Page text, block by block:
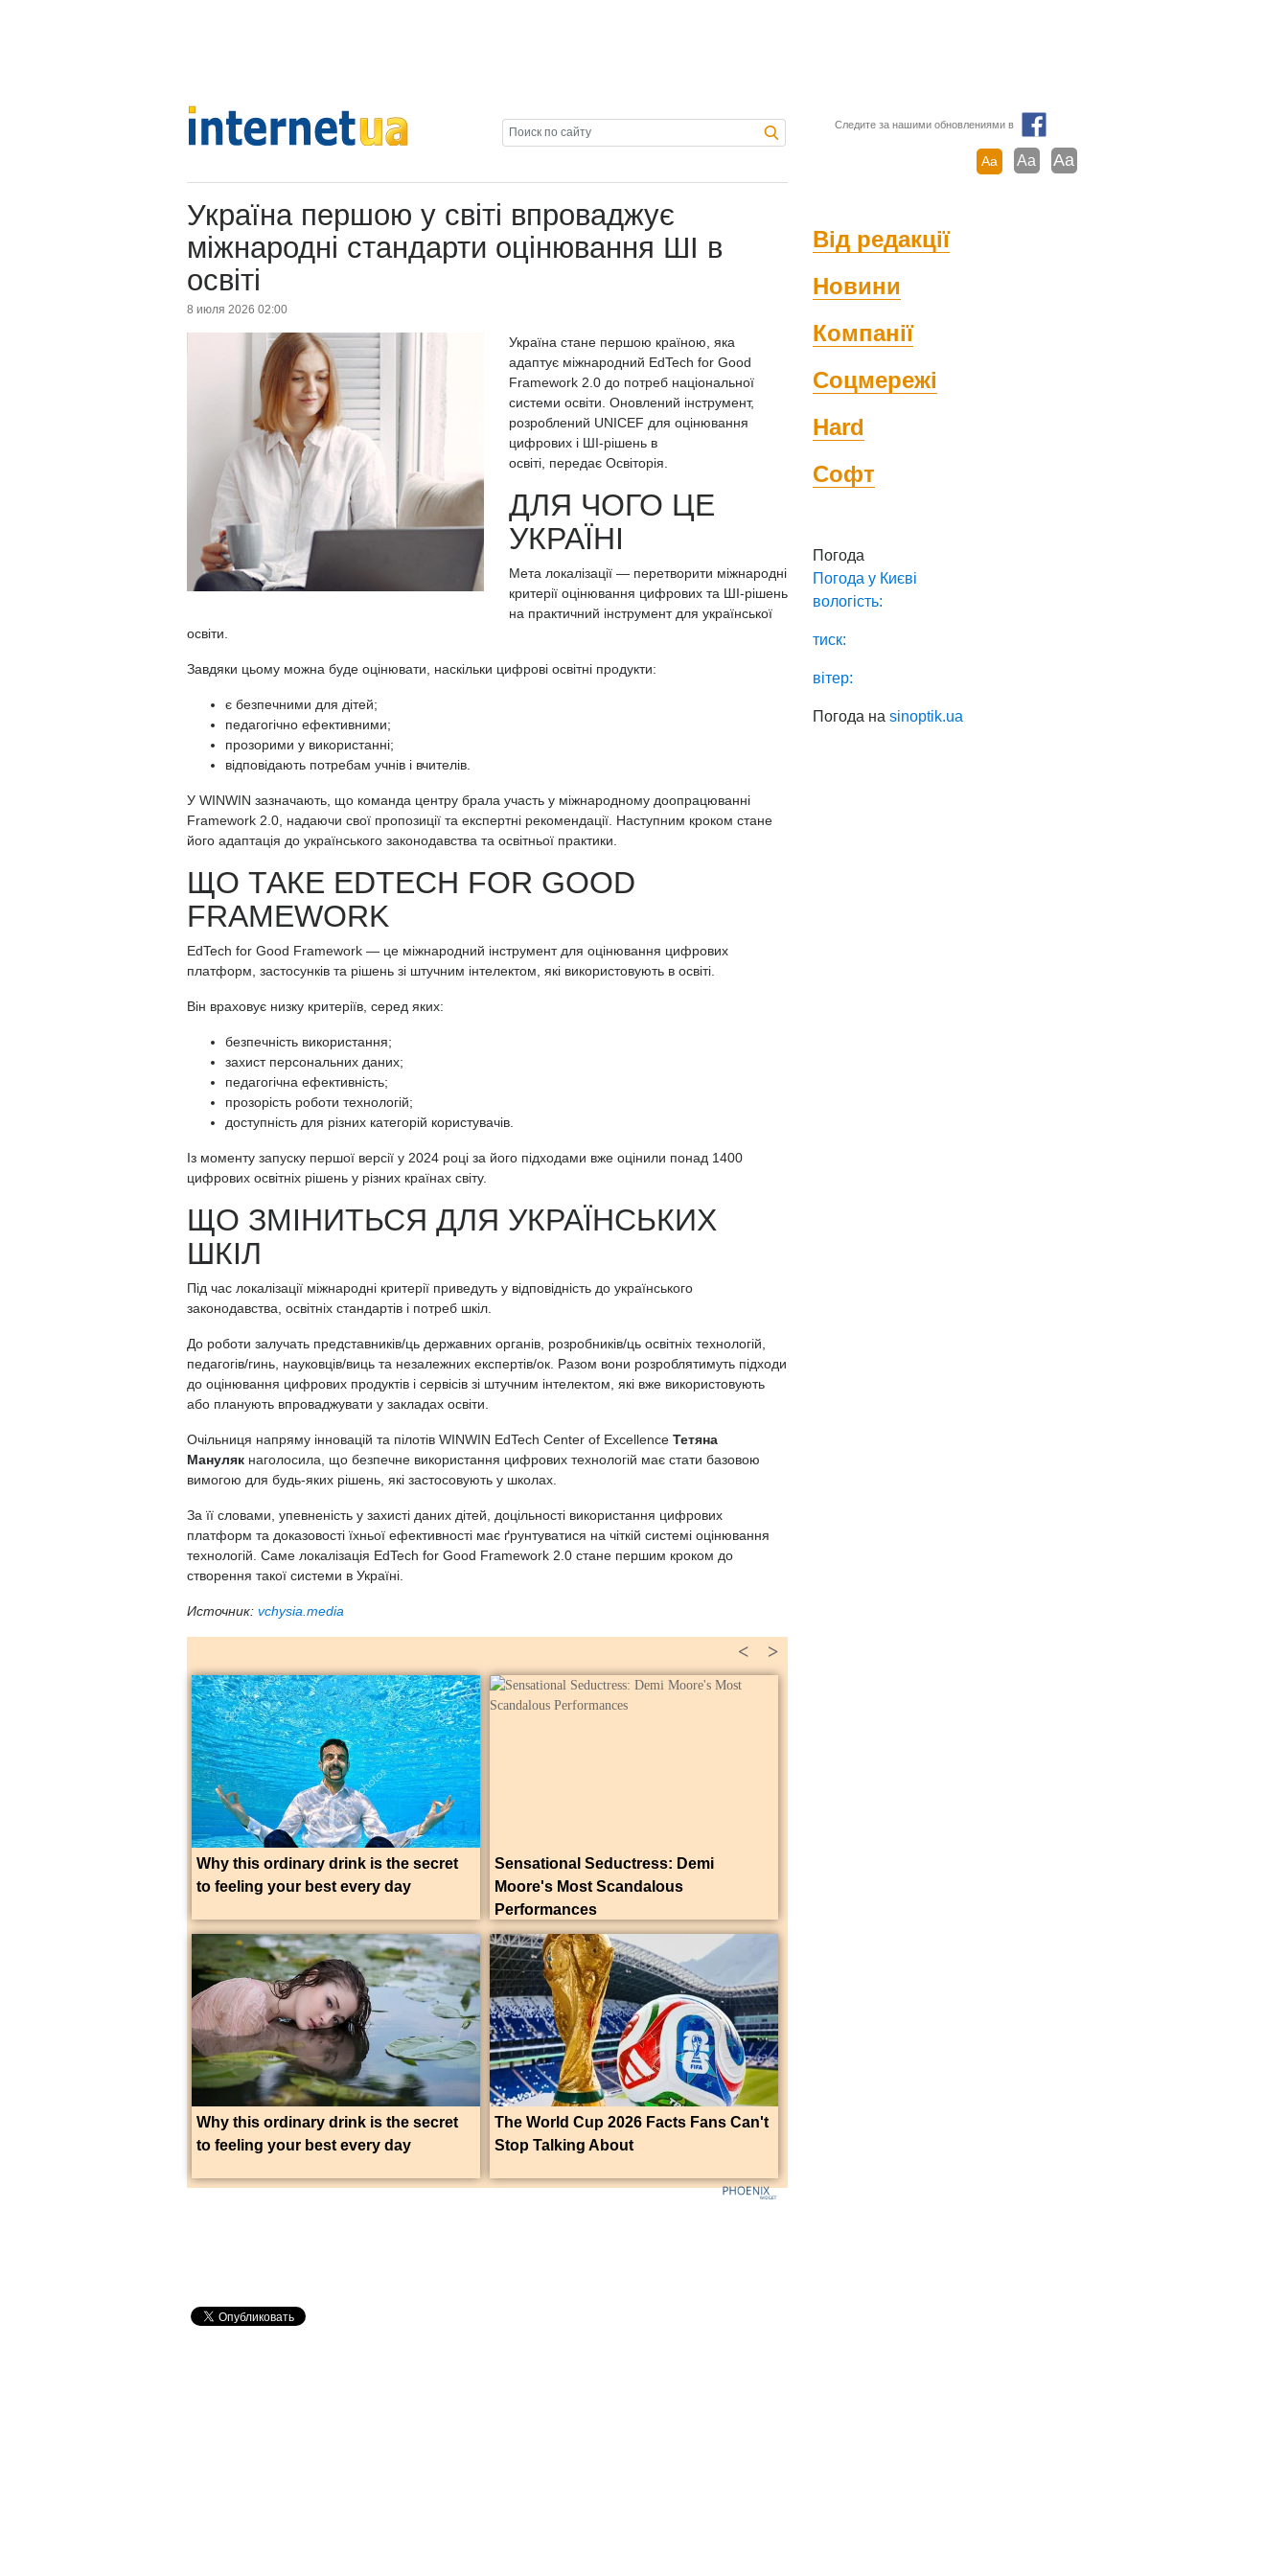
Следите за нашими обновлениями в
Aa Aa Aa
Україна першою у світі впроваджує
міжнародні стандарти оцінювання ШІ в
освіті
8 июля 2026 02:00
Україна стане першою країною, яка
адаптує міжнародний EdTech for Good
Framework 2.0 до потреб національної
системи освіти. Оновлений інструмент,
розроблений UNICEF для оцінювання
цифрових і ШІ-рішень в
освіті, передає Освіторія.
ДЛЯ ЧОГО ЦЕ
УКРАЇНІ
Мета локалізації — перетворити міжнародні
критерії оцінювання цифрових та ШІ-рішень
на практичний інструмент для української
освіти.
Завдяки цьому можна буде оцінювати, наскільки цифрові освітні продукти:
є безпечними для дітей;
педагогічно ефективними;
прозорими у використанні;
відповідають потребам учнів і вчителів.
У WINWIN зазначають, що команда центру брала участь у міжнародному доопрацюванні
Framework 2.0, надаючи свої пропозиції та експертні рекомендації. Наступним кроком стане
його адаптація до українського законодавства та освітньої практики.
ЩО ТАКЕ EDTECH FOR GOOD
FRAMEWORK
EdTech for Good Framework — це міжнародний інструмент для оцінювання цифрових
платформ, застосунків та рішень зі штучним інтелектом, які використовують в освіті.
Він враховує низку критеріїв, серед яких:
безпечність використання;
захист персональних даних;
педагогічна ефективність;
прозорість роботи технологій;
доступність для різних категорій користувачів.
Із моменту запуску першої версії у 2024 році за його підходами вже оцінили понад 1400
цифрових освітніх рішень у різних країнах світу.
ЩО ЗМІНИТЬСЯ ДЛЯ УКРАЇНСЬКИХ
ШКІЛ
Під час локалізації міжнародні критерії приведуть у відповідність до українського
законодавства, освітніх стандартів і потреб шкіл.
До роботи залучать представників/ць державних органів, розробників/ць освітніх технологій,
педагогів/гинь, науковців/виць та незалежних експертів/ок. Разом вони розроблятимуть підходи
до оцінювання цифрових продуктів і сервісів зі штучним інтелектом, які вже використовують
або планують впроваджувати у закладах освіти.
Очільниця напряму інновацій та пілотів WINWIN EdTech Center of Excellence Тетяна
Мануляк наголосила, що безпечне використання цифрових технологій має стати базовою
вимогою для будь-яких рішень, які застосовують у школах.
За її словами, упевненість у захисті даних дітей, доцільності використання цифрових
платформ та доказовості їхньої ефективності має ґрунтуватися на чіткій системі оцінювання
технологій. Саме локалізація EdTech for Good Framework 2.0 стане першим кроком до
створення такої системи в Україні.
Источник: vchysia.media
>
<
Why this ordinary drink is the secret
to feeling your best every day
Sensational Seductress: Demi
Moore's Most Scandalous
Performances
Why this ordinary drink is the secret
to feeling your best every day
The World Cup 2026 Facts Fans Can't
Stop Talking About
Від редакції
Новини
Компанії
Соцмережі
Hard
Софт
Погода
Погода у Києві
вологість:
тиск:
вітер:
Погода наsinoptik.ua